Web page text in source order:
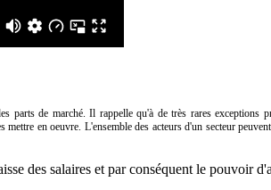
de marché. Il rappelle qu'à de très rares exceptions
en oeuvre. L'ensemble des acteurs d'un secteur
des salaires et par conséquent le pouvoir